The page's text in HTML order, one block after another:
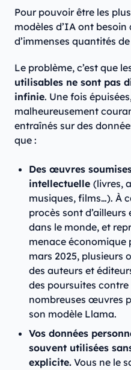
Pour pouvoir être les
modèles d’IA ont besoin
d’immenses quantités
Le problème, c’est que
utilisables ne sont pas
infinie. Une fois
malheureusement
entraînés sur des
que :
Des œuvres
intellectuelle (livres,
musiques, films…). À
procès sont
dans le monde, et
menace économique
mars 2025, plusieurs
des auteurs et
des poursuites
nombreuses œuvres
son modèle Llama.
Vos données
souvent utilisées
explicite. Vous ne le